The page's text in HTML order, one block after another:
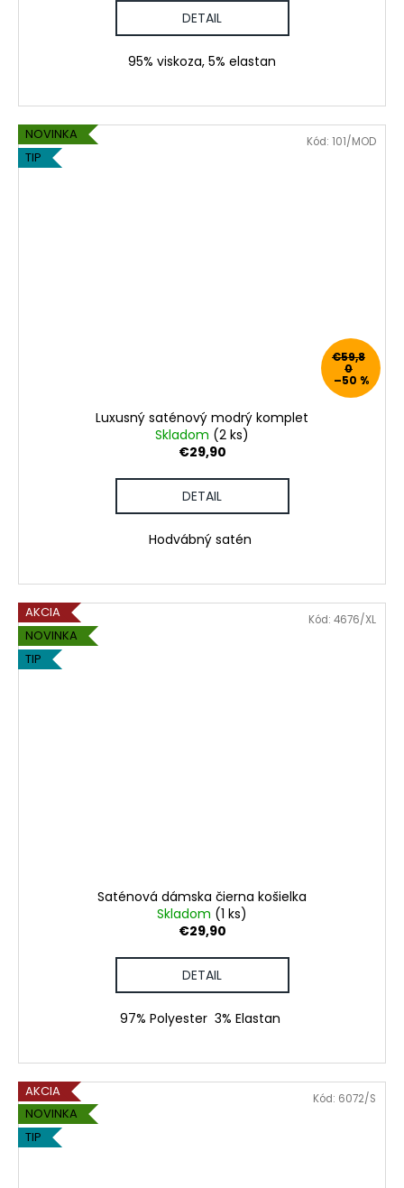
DETAIL
95% viskoza, 5% elastan
NOVINKA
TIP
€59,8
0
–50 %
Luxusný saténový modrý komplet
Skladom (2 ks)
€29,90
DETAIL
Hodvábný satén
Kód: 101/MOD
AKCIA
NOVINKA
TIP
Saténová dámska čierna košielka
Skladom (1 ks)
€29,90
DETAIL
97% Polyester 3% Elastan
Kód: 4676/XL
AKCIA
NOVINKA
TIP
Kód: 6072/S